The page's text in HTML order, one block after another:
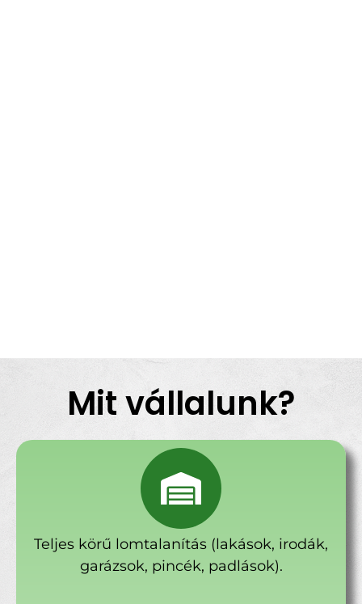
Mit vállalunk?
Teljes körű lomtalanítás (lakások, irodák,
garázsok, pincék, padlások).